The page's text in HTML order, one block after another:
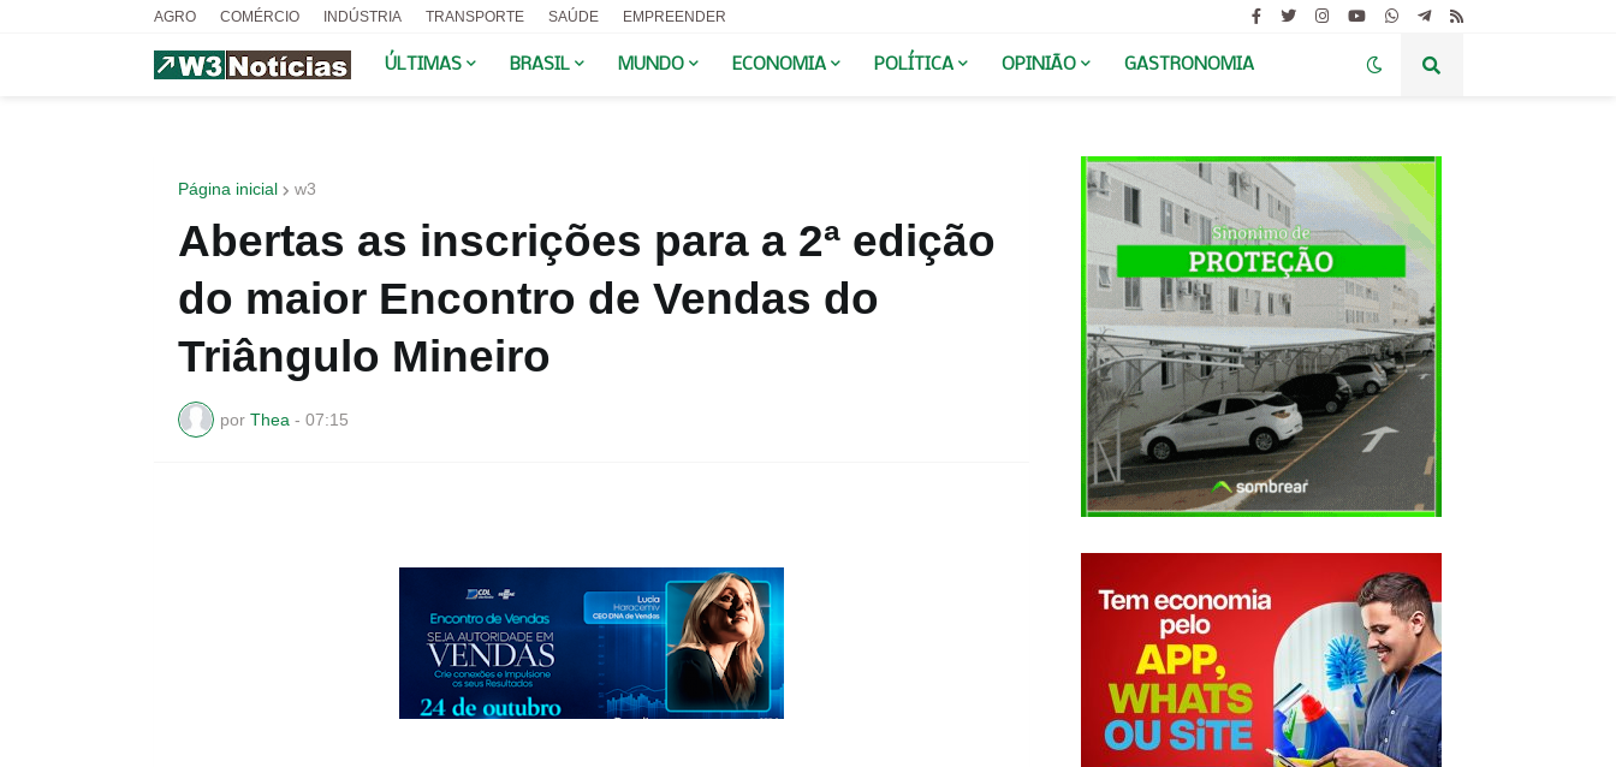
AGRO COMÉRCIO INDÚSTRIA TRANSPORTE SAÚDE EMPREENDER
ÚLTIMAS BRASIL MUNDO ECONOMIA POLÍTICA OPINIÃO GASTRONOMIA
Página inicial w3
Abertas as inscrições para a 2ª edição
do maior Encontro de Vendas do
Triângulo Mineiro
por Thea - 07:15